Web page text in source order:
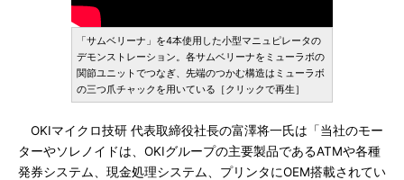
「サムベリーナ」を4本使用した小型マニュピレータの
デモンストレーション。各サムベリーナをミューラボの
関節ユニットでつなぎ、先端のつかむ構造はミューラボ
の三つ爪チャックを用いている［クリックで再生］
OKIマイクロ技研 代表取締役社長の富澤将一氏は「当社のモー
ターやソレノイドは、OKIグループの主要製品であるATMや各種
発券システム、現金処理システム、プリンタにOEM搭載されてい